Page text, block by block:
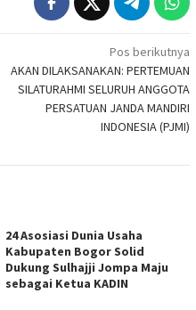
Pos berikutnya
AKAN DILAKSANAKAN: PERTEMUAN
SILATURAHMI SELURUH ANGGOTA
PERSATUAN JANDA MANDIRI
INDONESIA (PJMI)
24 Asosiasi Dunia Usaha
Kabupaten Bogor Solid
Dukung Sulhajji Jompa Maju
sebagai Ketua KADIN